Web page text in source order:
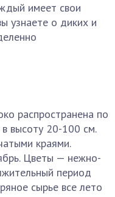
имеет свои
узнаете о диких и
распространена по
высоту 20-100 см.
краями.
Цветы — нежно-
период
сырье все лето